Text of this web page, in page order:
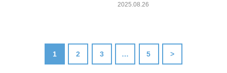
2025.08.26
1 2 3 … 5 >